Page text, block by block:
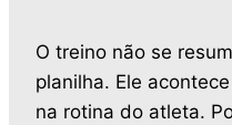
O treino não se
planilha. Ele
na rotina do atleta.